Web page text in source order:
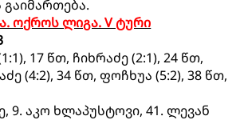
ოქროს ლიგა. V ტური
17 წთ, ჩიხრაძე (2:1), 24 წთ,
(4:2), 34 წთ, ფოჩხუა (5:2), 38 წთ,
9. აკო ხლაპუსტოვი, 41. ლევან